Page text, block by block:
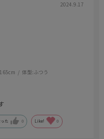
2024.9.17
体型:ふつう
た 0 Like! 0